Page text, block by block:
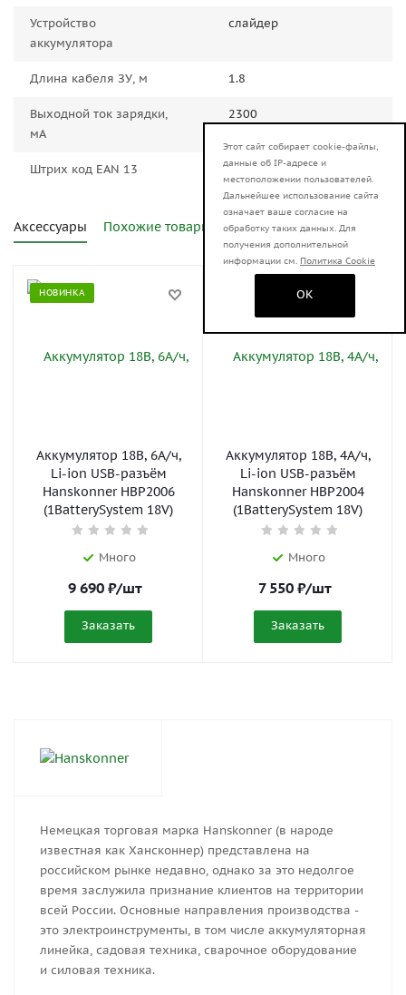
Устройство
аккумулятора
слайдер
Длина кабеля ЗУ, м 1.8
Выходной ток зарядки,
мА
2300
Штрих код EAN 13 4603010128670
Аксессуары Похожие товары
НОВИНКА
Аккумулятор 18В, 6А/ч,
Li-ion USB-разъём
Hanskonner HBP2006
(1BatterySystem 18V)
Много
9 690 ₽/шт
Заказать
Аккумулятор 18В, 4А/ч,
Li-ion USB-разъём
Hanskonner HBP2004
(1BatterySystem 18V)
Много
7 550₽/шт
Заказать
Немецкая торговая марка Hanskonner (в народе
известная как Хансконнер) представлена на
российском рынке недавно, однако за это недолгое
время заслужила признание клиентов на территории
всей России. Основные направления производства -
это электроинструменты, в том числе аккумуляторная
линейка, садовая техника, сварочное оборудование
и силовая техника.
Этот сайт собирает cookie-файлы,
данные об IP-адресе и
местоположении пользователей.
Дальнейшее использование сайта
означает ваше согласие на
обработку таких данных. Для
получения дополнительной
информации см. Политика Cookie
OK